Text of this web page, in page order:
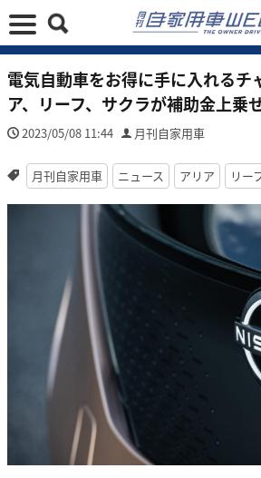
電気自動車をお得に手に入れる
ア、リーフ、サクラが補助金上乗
2023/05/08 11:44 月刊自家用車
月刊自家用車 ニュース アリア リー